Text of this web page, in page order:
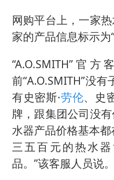
网购平台上，一家
家的产品信息标示为
“A.O.SMITH”官
前“A.O.SMITH”没
有史密斯·劳伦、史
牌，跟集团公司没
水器产品价格基本
三五百元的热水
品。”该客服人员说。